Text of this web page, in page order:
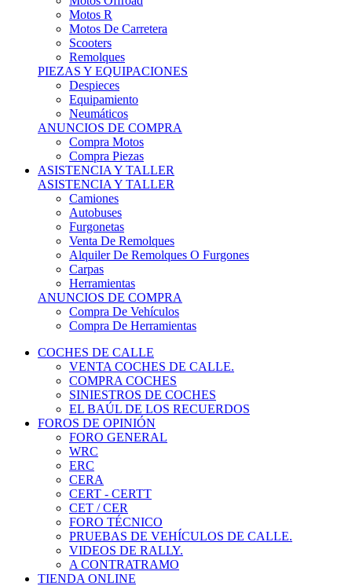
Motos R
Motos De Carretera
Scooters
Remolques
PIEZAS Y EQUIPACIONES
Despieces
Equipamiento
Neumáticos
ANUNCIOS DE COMPRA
Compra Motos
Compra Piezas
ASISTENCIA Y TALLER
ASISTENCIA Y TALLER
Camiones
Autobuses
Furgonetas
Venta De Remolques
Alquiler De Remolques O Furgones
Carpas
Herramientas
ANUNCIOS DE COMPRA
Compra De Vehículos
Compra De Herramientas
COCHES DE CALLE
VENTA COCHES DE CALLE.
COMPRA COCHES
SINIESTROS DE COCHES
EL BAÚL DE LOS RECUERDOS
FOROS DE OPINIÓN
FORO GENERAL
WRC
ERC
CERA
CERT - CERTT
CET / CER
FORO TÉCNICO
PRUEBAS DE VEHÍCULOS DE CALLE.
VIDEOS DE RALLY.
A CONTRATRAMO
TIENDA ONLINE